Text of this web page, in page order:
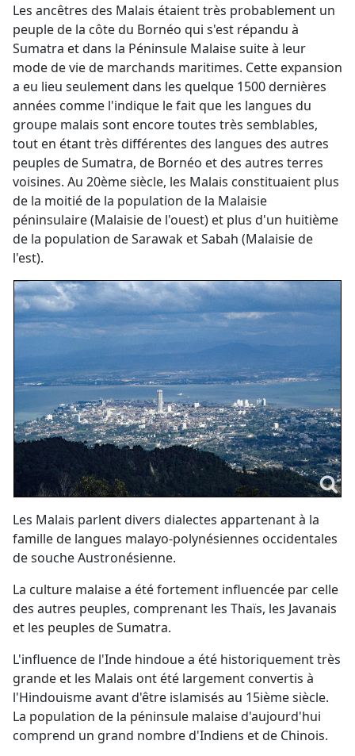
Les ancêtres des Malais étaient très probablement un
peuple de la côte du Bornéo qui s'est répandu à
Sumatra et dans la Péninsule Malaise suite à leur
mode de vie de marchands maritimes. Cette expansion
a eu lieu seulement dans les quelque 1500 dernières
années comme l'indique le fait que les langues du
groupe malais sont encore toutes très semblables,
tout en étant très différentes des langues des autres
peuples de Sumatra, de Bornéo et des autres terres
voisines. Au 20ème siècle, les Malais constituaient plus
de la moitié de la population de la Malaisie
péninsulaire (Malaisie de l'ouest) et plus d'un huitième
de la population de Sarawak et Sabah (Malaisie de
l'est).
Les Malais parlent divers dialectes appartenant à la
famille de langues malayo-polynésiennes occidentales
de souche Austronésienne.
La culture malaise a été fortement influencée par celle
des autres peuples, comprenant les Thaïs, les Javanais
et les peuples de Sumatra.
L'influence de l'Inde hindoue a été historiquement très
grande et les Malais ont été largement convertis à
l'Hindouisme avant d'être islamisés au 15ième siècle.
La population de la péninsule malaise d'aujourd'hui
comprend un grand nombre d'Indiens et de Chinois.